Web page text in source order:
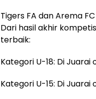
Tigers FA dan Arema
Dari hasil akhir
terbaik:
Kategori U-18: Di
Kategori U-15: Di Juarai